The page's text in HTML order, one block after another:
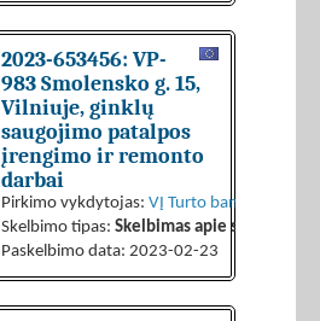
2023-653456: VP-
983 Smolensko g. 15,
Vilniuje, ginklų
saugojimo patalpos
įrengimo ir remonto
darbai
Pirkimo vykdytojas: VĮ Turto bankas
Skelbimo tipas: Skelbimas apie sutarties
Paskelbimo data: 2023-02-23